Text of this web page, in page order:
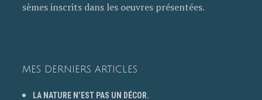
sèmes inscrits dans les oeuvres présentées.
MES DERNIERS ARTICLES
LA NATURE N’EST PAS UN DÉCOR.